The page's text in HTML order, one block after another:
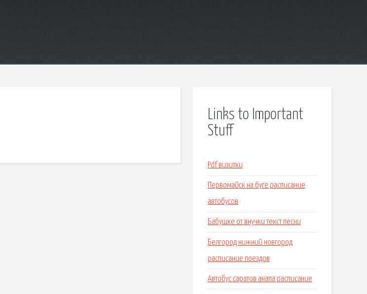
Links to Important
Stuff
Pdf визитки
Первомайск на буге расписание
автобусов
Бабушке от внучки текст песни
Белгород нижний новгород
расписание поездов
Автобус саратов анапа расписание